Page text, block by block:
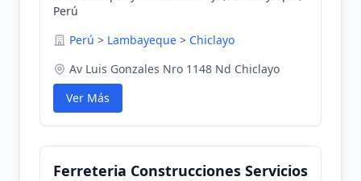
Perú
Perú > Lambayeque > Chiclayo
Av Luis Gonzales Nro 1148 Nd Chiclayo
Ver Más
Ferreteria Construcciones Servicios